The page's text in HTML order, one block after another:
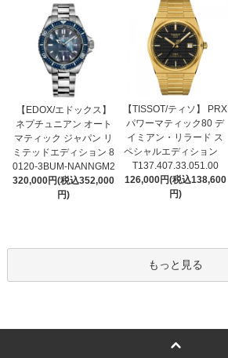
【EDOX/エドックス】
ネプチュニアン オート
マティック ジャパン リ
ミテッドエディション 8
0120-3BUM-NANNGM2
320,000円(税込352,000
円)
【TISSOT/ティソ】 PRX
パワーマティック80 デ
イミアン・リラード ス
ペシャルエディション
T137.407.33.051.00
126,000円(税込138,600
円)
もっと見る